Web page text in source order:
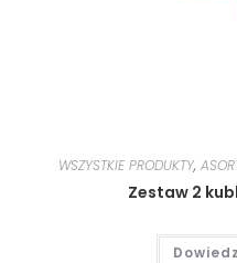
WSZYSTKIE PRODUKTY,
Zestaw 2